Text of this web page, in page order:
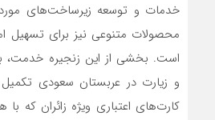
خدمات و توسعه زیرساخت‌های
محصولات متنوعی نیز برای تسهیل
است. بخشی از این زنجیره خدمت،
و زیارت در عربستان سعودی تکمیل
کارت‌های اعتباری ویژه زائران که